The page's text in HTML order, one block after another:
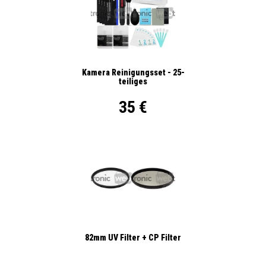
Kamera Reinigungsset - 25-
teiliges
35 €
82mm UV Filter + CP Filter